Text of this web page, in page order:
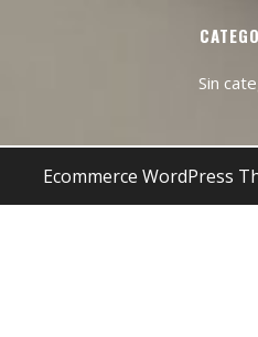
Sin
Ecommerce WordPress